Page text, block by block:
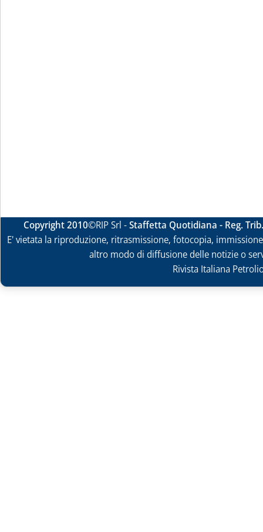
Copyright 2010©RIP Srl -Staffetta Quotidiana - Reg.
E' vietata la riproduzione, ritrasmissione, fotocopia,
altro modo di diffusione delle notizie o
Rivista Italiana